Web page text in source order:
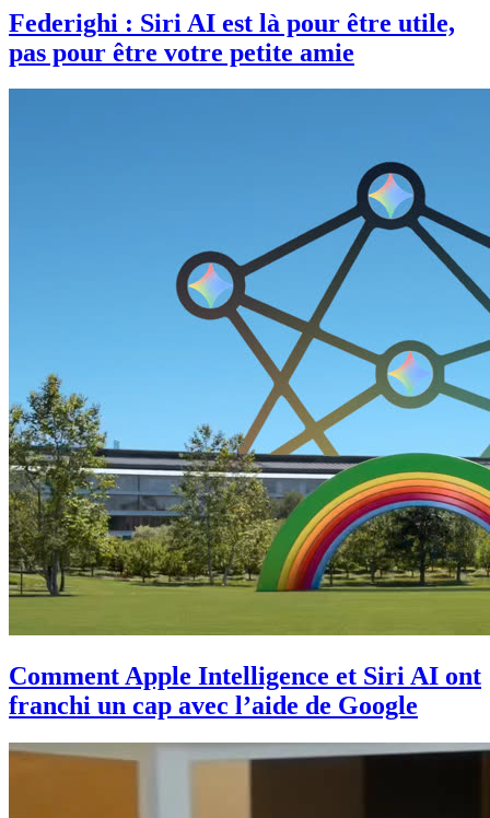
Federighi : Siri AI est là pour être utile,
pas pour être votre petite amie
Comment Apple Intelligence et Siri AI ont
franchi un cap avec l’aide de Google